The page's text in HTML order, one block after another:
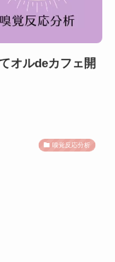
オルdeカフェ開
嗅覚反応分析